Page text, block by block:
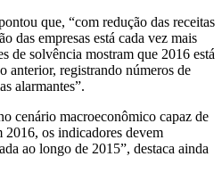
que, “com redução das receitas
das empresas está cada vez mais
de solvência mostram que 2016 está
anterior, registrando números de
alarmantes”.
cenário macroeconômico capaz de
2016, os indicadores devem
ao longo de 2015”, destaca ainda